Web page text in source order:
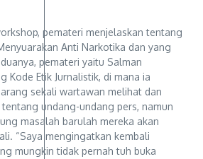
pemateri menjelaskan tentang
Anti Narkotika dan yang
pemateri yaitu Salman
Kode Etik Jurnalistik, di mana ia
sekali wartawan melihat dan
undang-undang pers, namun
masalah barulah mereka akan
“Saya mengingatkan kembali
mungkin tidak pernah tuh buka